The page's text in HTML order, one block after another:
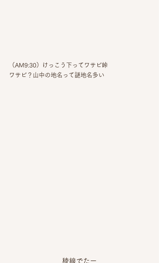
（AM9:30）けっこう下ってワサビ峠
ワサビ？山中の地名って謎地名多い
稜線でたー